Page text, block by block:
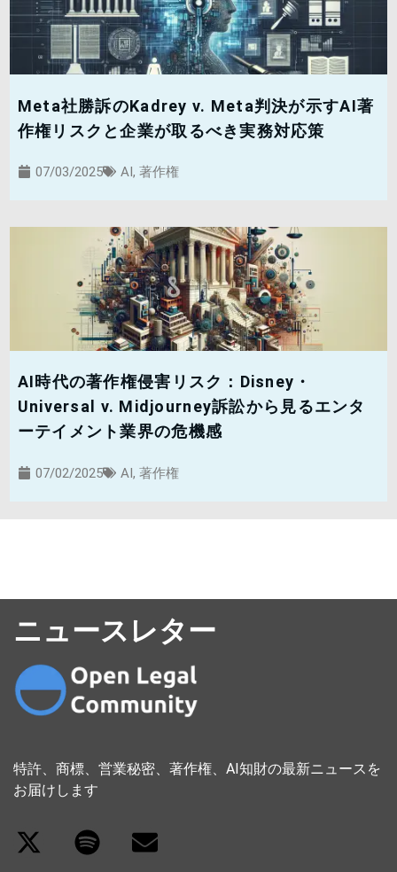
Meta社勝訴のKadrey v. Meta判決が示すAI著
作権リスクと企業が取るべき実務対応策
07/03/2025 AI, 著作権
AI時代の著作権侵害リスク：Disney・
Universal v. Midjourney訴訟から見るエンタ
ーテイメント業界の危機感
07/02/2025 AI, 著作権
ニュースレター
特許、商標、営業秘密、著作権、AI知財の最新ニュースを
お届けします